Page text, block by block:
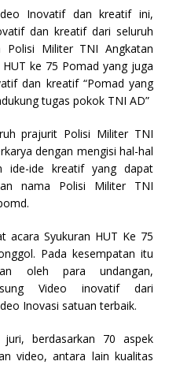
Inovatif dan kreatif ini,
dan kreatif dari seluruh
Polisi Militer TNI Angkatan
ke 75 Pomad yang juga
dan kreatif “Pomad yang
tugas pokok TNI AD”
prajurit Polisi Militer TNI
dengan mengisi hal-hal
ide-ide kreatif yang dapat
nama Polisi Militer TNI
acara Syukuran HUT Ke 75
Pada kesempatan itu
oleh para undangan,
Video inovatif dari
Inovasi satuan terbaik.
berdasarkan 70 aspek
video, antara lain kualitas